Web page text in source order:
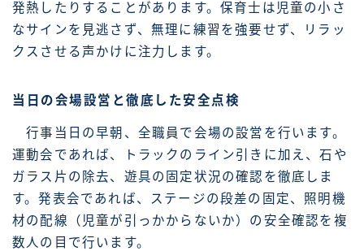
発熱したりすることがあります。保育士は児童の小さ
なサインを見逃さず、無理に練習を強要せず、リラッ
クスさせる声かけに注力します。
当日の会場設営と徹底した安全点検
行事当日の早朝、全職員で会場の設営を行います。
運動会であれば、トラックのライン引きに加え、石や
ガラス片の除去、遊具の固定状況の確認を徹底しま
す。発表会であれば、ステージの段差の固定、照明機
材の配線（児童が引っかからないか）の安全確認を複
数人の目で行います。